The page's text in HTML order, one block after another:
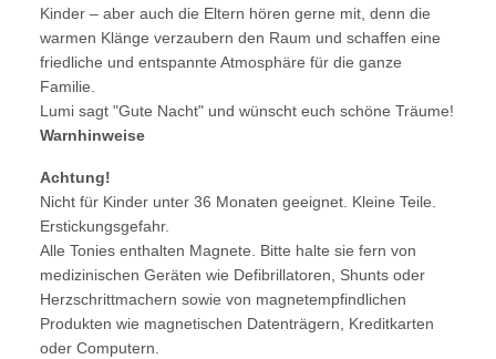
Kinder – aber auch die Eltern hören gerne mit, denn die
warmen Klänge verzaubern den Raum und schaffen eine
friedliche und entspannte Atmosphäre für die ganze
Familie.
Lumi sagt "Gute Nacht" und wünscht euch schöne Träume!
Warnhinweise
Achtung!
Nicht für Kinder unter 36 Monaten geeignet. Kleine Teile.
Erstickungsgefahr.
Alle Tonies enthalten Magnete. Bitte halte sie fern von
medizinischen Geräten wie Defibrillatoren, Shunts oder
Herzschrittmachern sowie von magnetempfindlichen
Produkten wie magnetischen Datenträgern, Kreditkarten
oder Computern.